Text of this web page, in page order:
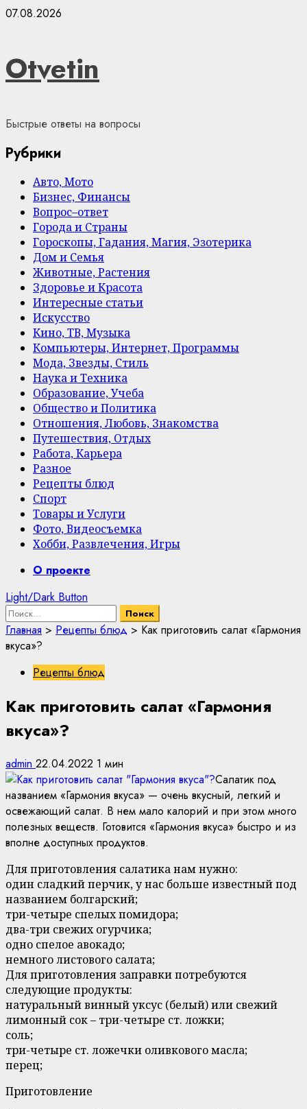
Skip
07.08.2026
Otvetin
Быстрые ответы на вопросы
Рубрики
Авто, Мото
Бизнес, Финансы
Вопрос–ответ
Города и Страны
Гороскопы, Гадания, Магия, Эзотерика
Дом и Семья
Животные, Растения
Здоровье и Красота
Интересные статьи
Искусство
Кино, ТВ, Музыка
Компьютеры, Интернет, Программы
Мода, Звезды, Стиль
Наука и Техника
Образование, Учеба
Общество и Политика
Отношения, Любовь, Знакомства
Путешествия, Отдых
Работа, Карьера
Разное
Рецепты блюд
Спорт
Товары и Услуги
Фото, Видеосъемка
Хобби, Развлечения, Игры
PrimaryО проекте
Light/Dark Button
Найти:
Главная > Рецепты блюд > Как приготовить салат «Гармония
вкуса»?
Рецепты блюд
Как приготовить салат «Гармония
вкуса»?
admin 22.04.2022 1 мин
Салатик под
названием «Гармония вкуса» — очень вкусный, легкий и
освежающий салат. В нем мало калорий и при этом много
полезных веществ. Готовится «Гармония вкуса» быстро и из
вполне доступных продуктов.
Для приготовления салатика нам нужно:
один сладкий перчик, у нас больше известный под
названием болгарский;
три-четыре спелых помидора;
два-три свежих огурчика;
одно спелое авокадо;
немного листового салата;
Для приготовления заправки потребуются
следующие продукты:
натуральный винный уксус (белый) или свежий
лимонный сок – три-четыре ст. ложки;
соль;
три-четыре ст. ложечки оливкового масла;
перец;
Приготовление